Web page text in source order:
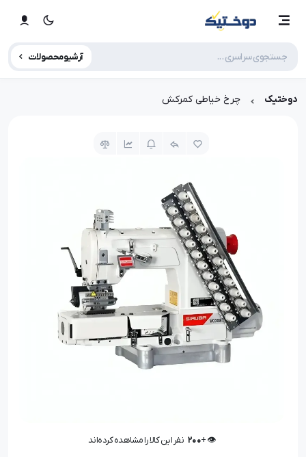
آرشیو محصولات
دوختیک چرخ خیاطی کمرکش
👁️ +
200 نفر این کالا را مشاهده کرده‌اند